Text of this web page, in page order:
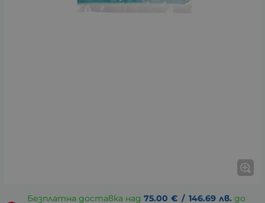
Безплатна доставка над 75.00 € / 146.69 лв. до